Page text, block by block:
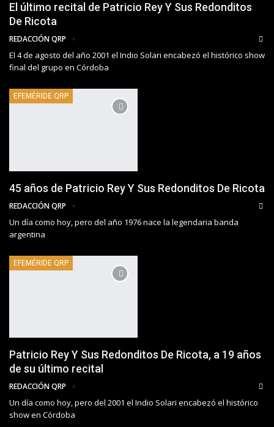
El último recital de Patricio Rey Y Sus Redonditos
De Ricota
REDACCIÓN QRP
El 4 de agosto del año 2001 el Indio Solari encabezó el histórico show
final del grupo en Córdoba
EFEMÉRIDE QRP
45 años de Patricio Rey Y Sus Redonditos De Ricota
REDACCIÓN QRP
Un día como hoy, pero del año 1976 nace la legendaria banda
argentina
EFEMÉRIDE QRP
Patricio Rey Y Sus Redonditos De Ricota, a 19 años
de su último recital
REDACCIÓN QRP
Un día como hoy, pero del 2001 el Indio Solari encabezó el histórico
show en Córdoba